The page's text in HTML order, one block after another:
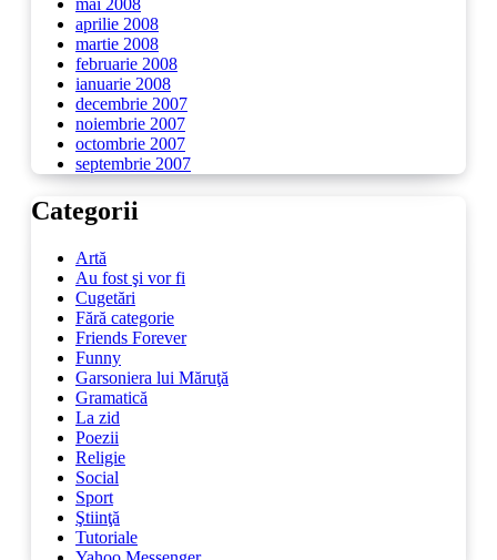
mai 2008
aprilie 2008
martie 2008
februarie 2008
ianuarie 2008
decembrie 2007
noiembrie 2007
octombrie 2007
septembrie 2007
Categorii
Artă
Au fost şi vor fi
Cugetări
Fără categorie
Friends Forever
Funny
Garsoniera lui Măruţă
Gramatică
La zid
Poezii
Religie
Social
Sport
Ştiinţă
Tutoriale